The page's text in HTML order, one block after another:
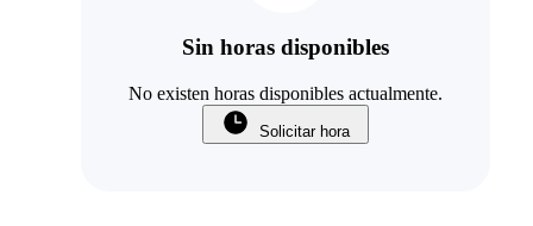
Sin horas disponibles
No existen horas disponibles actualmente.
Solicitar hora